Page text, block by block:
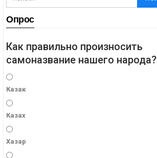
Опрос
Как правильно произносить
самоназвание нашего народа?
Казак
Казах
Хазар